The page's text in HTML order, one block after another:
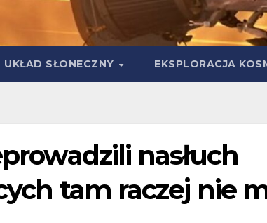
UKŁAD SŁONECZNY EKSPLORACJA
nasłuch
tam raczej nie